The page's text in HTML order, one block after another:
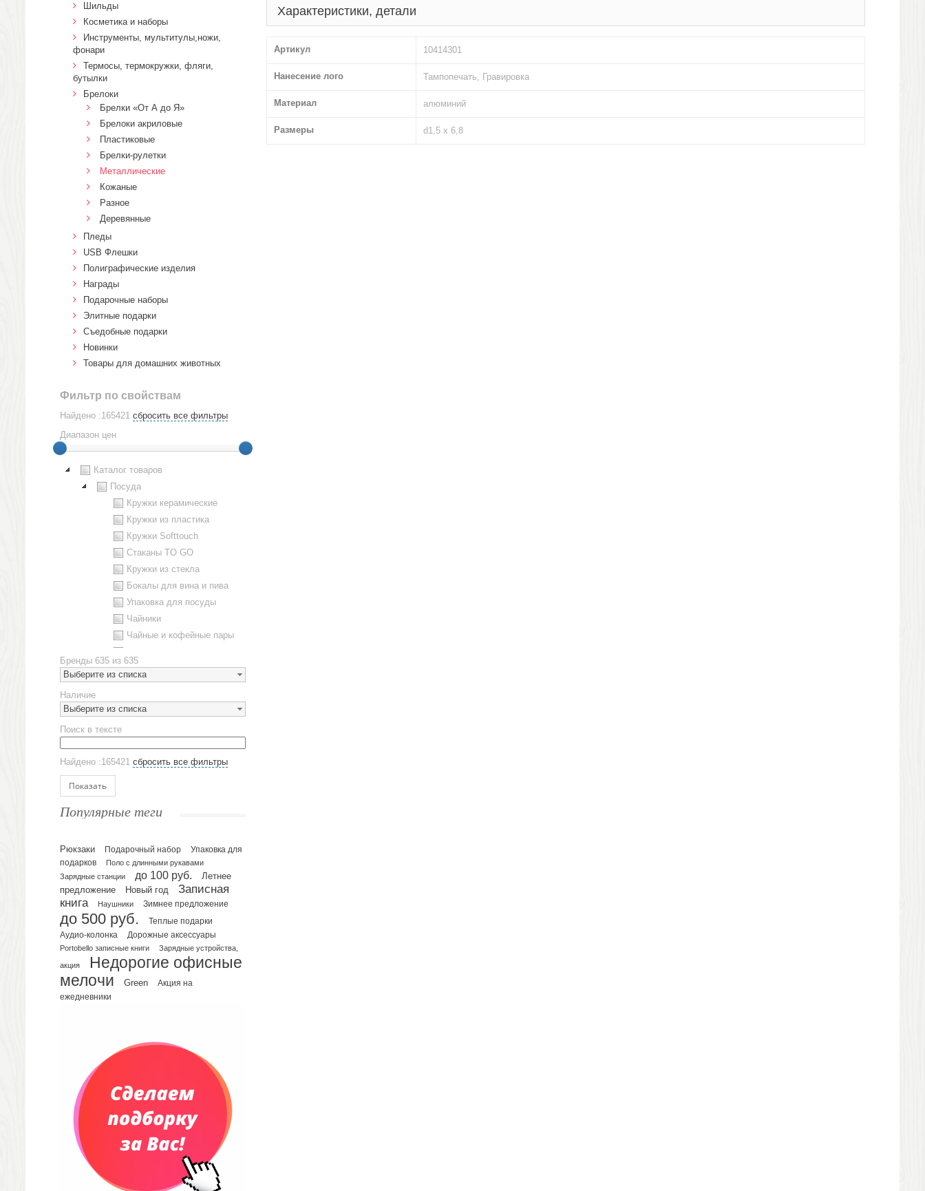
Характеристики, детали
Артикул 10414301
Нанесение лого Тампопечать, Гравировка
Материал алюминий
Размеры d1,5 х 6,8
Шильды
Косметика и наборы
Инструменты, мультитулы,ножи,
фонари
Термосы, термокружки, фляги,
бутылки
Брелоки
Брелки «От А до Я»
Брелоки акриловые
Пластиковые
Брелки-рулетки
Металлические
Кожаные
Разное
Деревянные
Пледы
USB Флешки
Полиграфические изделия
Награды
Подарочные наборы
Элитные подарки
Cъедобные подарки
Новинки
Товары для домашних животных
Фильтр по свойствам
Найдено :165421 сбросить все фильтры
Диапазон цен
Каталог товаров
Посуда
Кружки керамические
Кружки из пластика
Кружки Softtouch
Стаканы TO GO
Кружки из стекла
Бокалы для вина и пива
Упаковка для посуды
Чайники
Чайные и кофейные пары
Наборы посуды
Предметы сервировки
Стаканы
Эко кружки
ЕВРОПОСУДА
Аксессуары
Ежедневники и блокноты
Датированные ежедневники
Планинги и телефонные книжки
Планинги датированные
Планинги недатированные
Телефонные книжки
Еженедельники
Органайзер на ежедневник
Сумки и Рюкзаки
Сумки для планшетов и ноутбуков
Рюкзаки
Несессеры и косметички
Сумки спортивные
Портфели
Чехлы для планшетов и ноутбуков
Сумка на пояс или шею
Аксессуары
Женские сумки
Уютный дом
Бренды 635 из 635
Выберите из списка
Наличие
Выберите из списка
Поиск в тексте
Найдено :165421 сбросить все фильтры
Показать
Популярные теги
Рюкзаки Подарочный набор
Упаковка для
подарков
Поло с длинными рукавами
Зарядные станции
до 100 руб.
Летнее
предложение
Новый год
Записная
книга
Наушники Зимнее предложение
до 500 руб.
Теплые подарки
Аудио-колонка
Дорожные аксессуары
Portobello записные книги
Зарядные устройства,
акция
Недорогие офисные
мелочи
Green
Акция на
ежедневники